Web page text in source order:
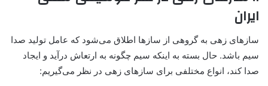
ایران
سازهای زهی به گروهی از سازها اطلاق می‌شود که عامل تولید صدا
سیم باشد. حال بسته به اینکه سیم چگونه به ارتعاش درآید و ایجاد
صدا کند، انواع مختلفی برای سازهای زهی در نظر می‌گیریم: